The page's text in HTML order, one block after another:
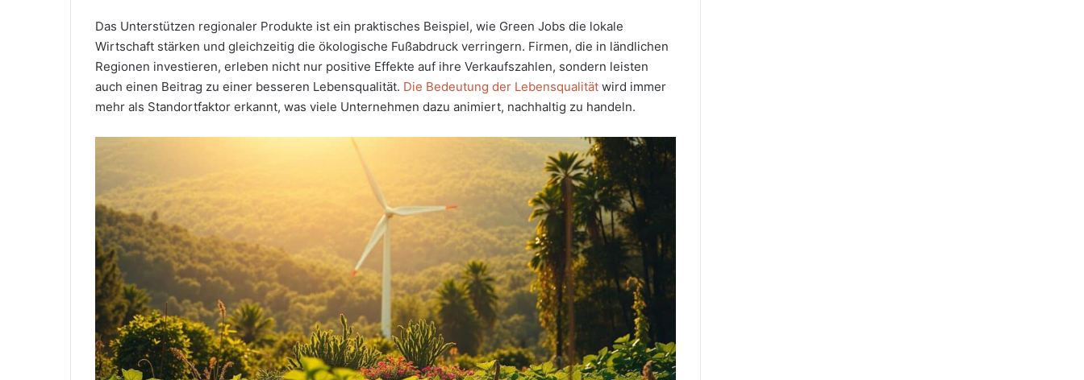
Das Unterstützen regionaler Produkte ist ein praktisches Beispiel, wie Green Jobs die lokale
Wirtschaft stärken und gleichzeitig die ökologische Fußabdruck verringern. Firmen, die in ländlichen
Regionen investieren, erleben nicht nur positive Effekte auf ihre Verkaufszahlen, sondern leisten
auch einen Beitrag zu einer besseren Lebensqualität. Die Bedeutung der Lebensqualität wird immer
mehr als Standortfaktor erkannt, was viele Unternehmen dazu animiert, nachhaltig zu handeln.